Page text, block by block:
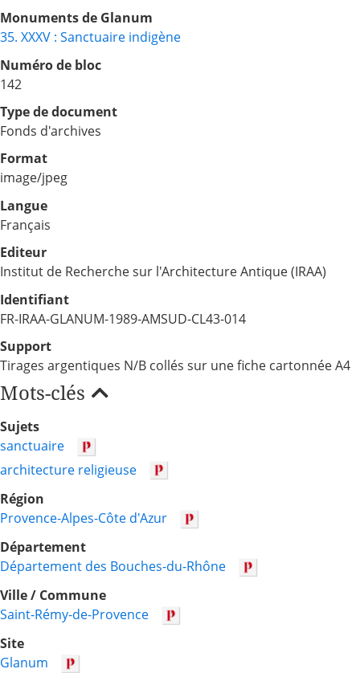
Monuments de Glanum
35. XXXV : Sanctuaire indigène
Numéro de bloc
142
Type de document
Fonds d'archives
Format
image/jpeg
Langue
Français
Editeur
Institut de Recherche sur l'Architecture Antique (IRAA)
Identifiant
FR-IRAA-GLANUM-1989-AMSUD-CL43-014
Support
Tirages argentiques N/B collés sur une fiche cartonnée A4
Mots-clés
Sujets
sanctuaire
architecture religieuse
Région
Provence-Alpes-Côte d'Azur
Département
Département des Bouches-du-Rhône
Ville / Commune
Saint-Rémy-de-Provence
Site
Glanum